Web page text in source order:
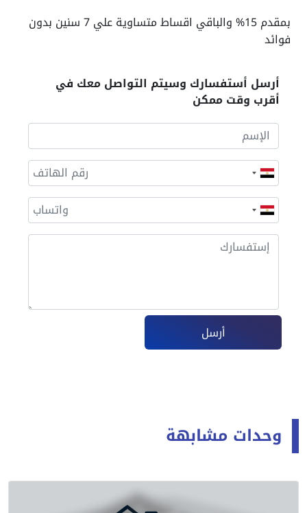
بمقدم 15% والباقي اقساط متساوية علي 7 سنين بدون
فوائد
أرسل أستفسارك وسيتم التواصل معك في
أقرب وقت ممكن
أرسل
وحدات مشابهة